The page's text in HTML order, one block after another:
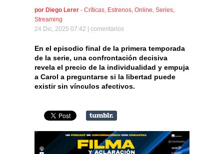
por Diego Lerer - Críticas Estrenos Online Series
Streaming
24 Dic, 2025 07:42 | comentarios
En el episodio final de la primera temporada
de la serie, una confrontación decisiva
revela el precio de la individualidad y empuja
a Carol a preguntarse si la libertad puede
existir sin vínculos afectivos.